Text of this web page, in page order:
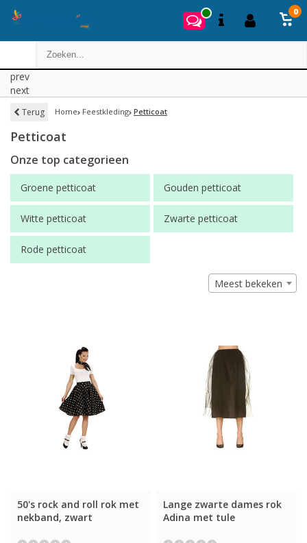
0
prev
next
Terug Home Feestkleding Petticoat
Petticoat
Onze top categorieen
Groene petticoat Gouden petticoat
Witte petticoat Zwarte petticoat
Rode petticoat
Meest bekeken
50's rock and roll rok met
nekband, zwart
Lange zwarte dames rok
Adina met tule